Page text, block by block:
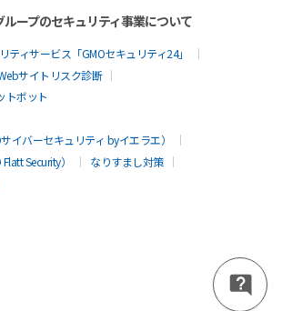
ープのセキュリティ事業について
ィサービス「GMOセキュリティ24」
サイトリスク診断
トボット
イバーセキュリティ byイエラエ）
Security）
なりすまし対策